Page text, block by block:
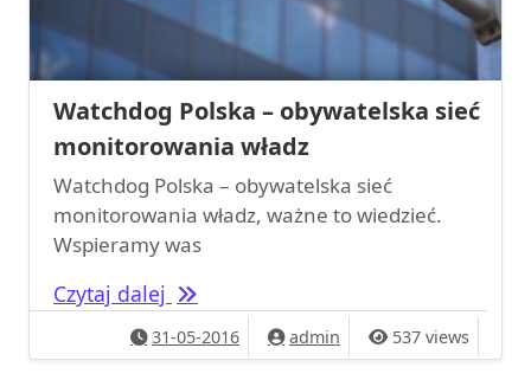
Watchdog Polska – obywatelska sieć
monitorowania władz
Watchdog Polska – obywatelska sieć
monitorowania władz, ważne to wiedzieć.
Wspieramy was
Czytaj dalej Watchdog Polska – obywatelska
31-05-2016 admin 537 views